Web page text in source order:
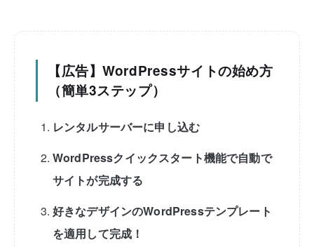
【広告】WordPressサイトの始め方
（簡単3ステップ）
レンタルサーバーに申し込む
WordPressクイックスタート機能で自動で
サイトが完成する
好きなデザインのWordPressテンプレート
を適用して完成！